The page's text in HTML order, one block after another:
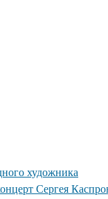
художника
Сергея